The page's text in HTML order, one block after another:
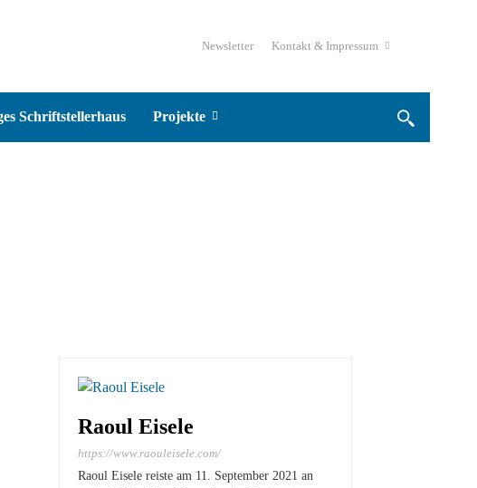
Newsletter Kontakt & Impressum
Schriftstellerhaus Projekte
Raoul Eisele
https://www.raouleisele.com/
Raoul Eisele reiste am 11. September 2021 an